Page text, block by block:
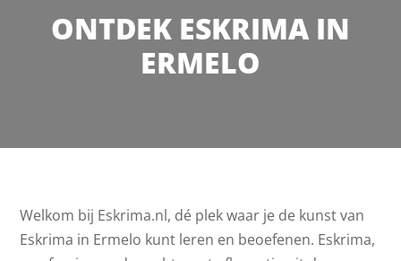
ONTDEK ESKRIMA IN
ERMELO
Welkom bij Eskrima.nl, dé plek waar je de kunst van
Eskrima in Ermelo kunt leren en beoefenen. Eskrima,